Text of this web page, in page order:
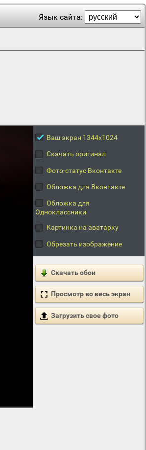
Язык сайта:
Ваш экран 1344x1024
Скачать оригинал
Фото-статус Вконтакте
Обложка для Вконтакте
Обложка для
Одноклассники
Картинка на аватарку
Обрезать изображение
Скачать обои
Просмотр во весь экран
Загрузить свое фото